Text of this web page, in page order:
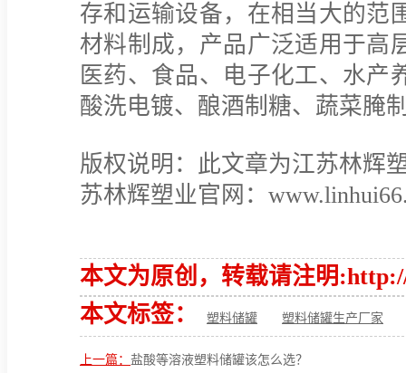
存和运输设备，在相当大的范
材料制成，产品广泛适用于高
医药、食品、电子化工、水产
酸洗电镀、酿酒制糖、蔬菜腌
版权说明：此文章为江苏林辉
苏林辉塑业官网：
本文为原创，转载请注明
本文标签：
塑料储罐 塑料储罐生产厂家
上一篇： 盐酸等溶液塑料储罐该怎么选？